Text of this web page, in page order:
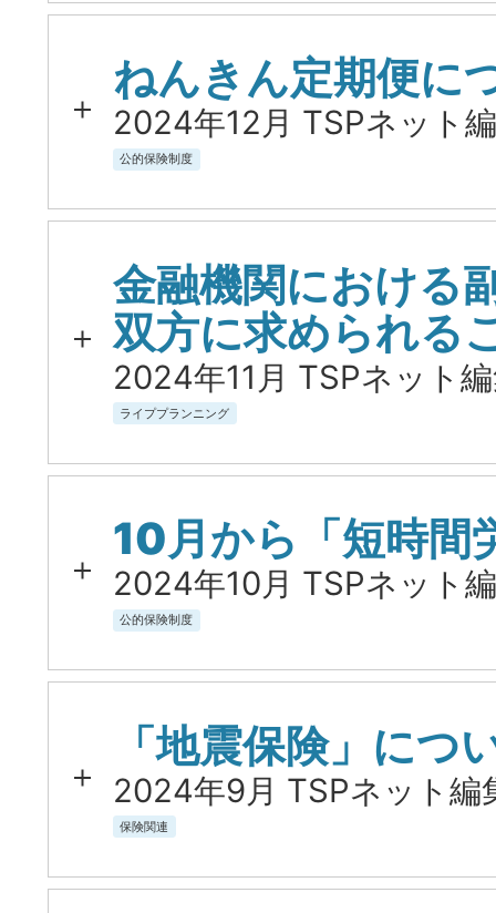
ねんきん定期便に
2024年12月 TSPネット
公的保険制度
金融機関における
双方に求められる
2024年11月 TSPネット
ライププランニング
10月から「短時間
2024年10月 TSPネット
公的保険制度
「地震保険」につ
2024年9月 TSPネット編
保険関連